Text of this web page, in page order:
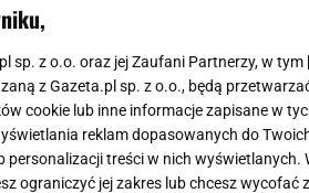
i największy trend
tego lata
sp. z o.o. oraz jej Zaufani Partnerzy, w tym
z Gazeta.pl sp. z o.o., będą
cookie lub inne informacje zapisane w
reklam dopasowanych do
treści w nich wyświetlanych.
ograniczyć jej zakres lub chcesz wycofać